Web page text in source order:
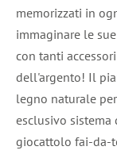
memorizzati in
immaginare le
con tanti
dell'argento! Il
legno naturale
esclusivo
giocattolo fai-da-